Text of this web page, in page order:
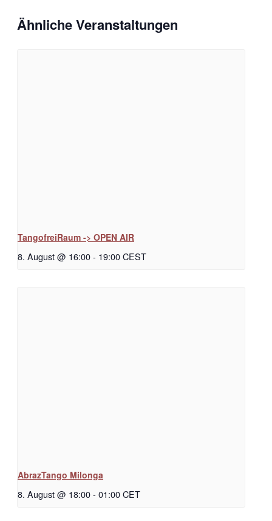
Ähnliche Veranstaltungen
TangofreiRaum -> OPEN AIR
8. August @ 16:00- 19:00CEST
AbrazTango Milonga
8. August @ 18:00- 01:00CET